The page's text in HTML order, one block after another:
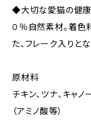
◆大切な愛猫の健康
０％自然素材。着色
た、フレーク入りと
原材料
チキン、ツナ、キャ
（アミノ酸等）